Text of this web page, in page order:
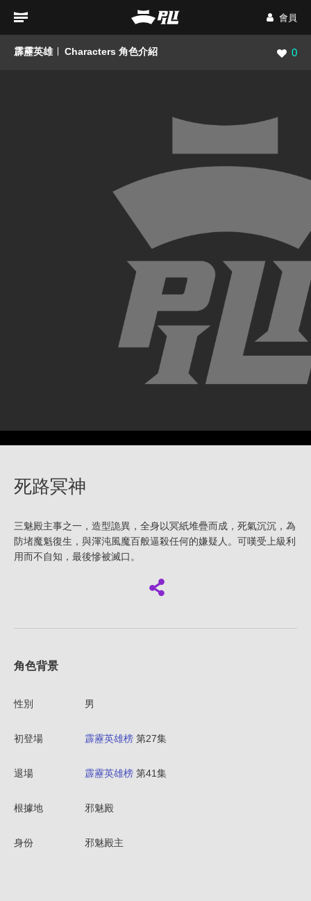
會員
霹靂英雄 Characters 角色介紹 瀏覽
0
死路冥神
三魅殿主事之一，造型詭異，全身以冥紙堆疊而成，死氣沉沉，為
防堵魔魁復生，與渾沌風魔百般逼殺任何的嫌疑人。可嘆受上級利
用而不自知，最後慘被滅口。
角色背景
性別 男
初登場 霹靂英雄榜 第27集
退場 霹靂英雄榜 第41集
根據地 邪魅殿
身份 邪魅殿主